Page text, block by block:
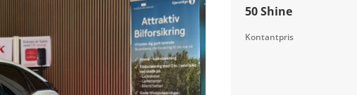
50 Shine
Kontantpris